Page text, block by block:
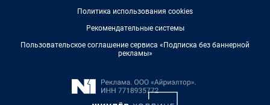
Политика использования cookies
Рекомендательные системы
Пользовательское соглашение сервиса «Подписка без баннерной
рекламы»